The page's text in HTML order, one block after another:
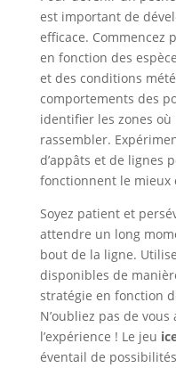
est important de
efficace. Commencez
en fonction des
et des conditions
comportements des
identifier les zones
rassembler.
d’appâts et de lignes
fonctionnent le mieux
Soyez patient et
attendre un long
bout de la ligne.
disponibles de
stratégie en fonction
N’oubliez pas de
l’expérience ! Le jeu
éventail de